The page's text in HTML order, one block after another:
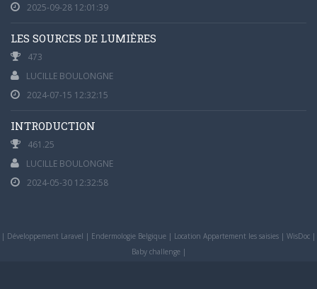
2025-09-28 12:01:39
LES SOURCES DE LUMIÈRES
473
LUCILLE BOULONGNE
2024-07-15 12:32:15
INTRODUCTION
461.25
LUCILLE BOULONGNE
2024-05-30 12:32:58
| Développement Laravel | Endermologie Belgique | Location Appartement les saisies | WisDoc |
Baby challenge|